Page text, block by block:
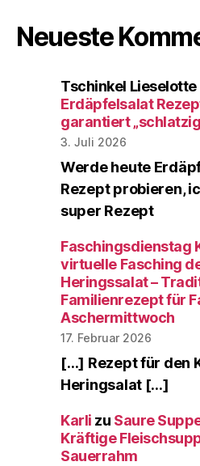
Neueste
Tschinkel Lieselotte
Erdäpfelsalat
garantiert
3. Juli 2026
Werde heute
Rezept probieren,
super Rezept
Faschingsdienstag
virtuelle Fasching
Heringssalat –
Familienrezept für
Aschermittwoch
17. Februar 2026
[…] Rezept für den
Heringsalat […]
Karli zu Saure
Kräftige
Sauerrahm